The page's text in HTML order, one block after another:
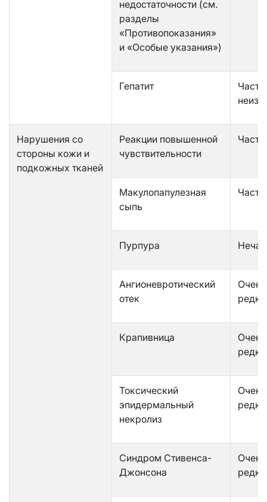
недостаточности (см.
разделы
«Противопоказания»
и «Особые указания»)
Гепатит
Нарушения со
стороны кожи и
подкожных тканей
Реакции повышенной
чувствительности
Часто
Макулопапулезная
сыпь
Часто
Пурпура
Ангионевротический
отек
Очень
редко
Крапивница
Очень
редко
Токсический
эпидермальный
некролиз
Очень
редко
Синдром Стивенса-
Джонсона
Очень
редко